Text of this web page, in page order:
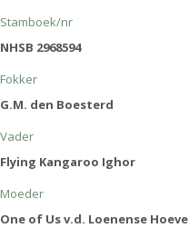
Stamboek/nr
NHSB 2968594
Fokker
G.M. den Boesterd
Vader
Flying Kangaroo Ighor
Moeder
One of Us v.d. Loenense Hoeve